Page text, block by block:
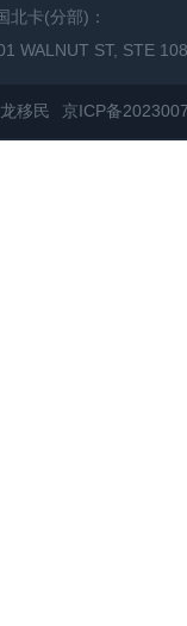
北卡(分部)：
WALNUT ST, STE
移民 京ICP备